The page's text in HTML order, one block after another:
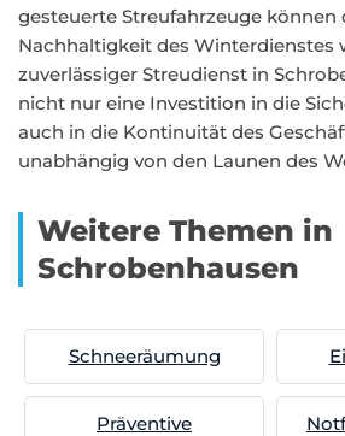
gesteuerte Streufahrzeuge können
Nachhaltigkeit des Winterdienstes
zuverlässiger Streudienst in
nicht nur eine Investition in die
auch in die Kontinuität des
unabhängig von den Launen des
Weitere Themen in
Schrobenhausen
Schneeräumung
Präventive